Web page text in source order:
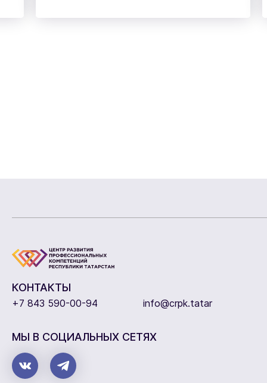
КОНТАКТЫ
+7 843 590-00-94 info@crpk.tatar
МЫ В СОЦИАЛЬНЫХ СЕТЯХ